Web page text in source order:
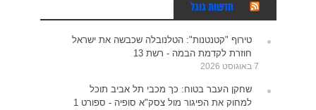
חדשות גוגל
טירוף "קטנטנות": הטלנובלה שכבשה את ישראל
חוזרת לקדמת הבמה - רשת 13
7 באוגוסט 2026
שחקן העבר בטוח: כך מכבי תל אביב תוכל
למחוק את הפיגור מול צסק"א סופיה - ספורט 1